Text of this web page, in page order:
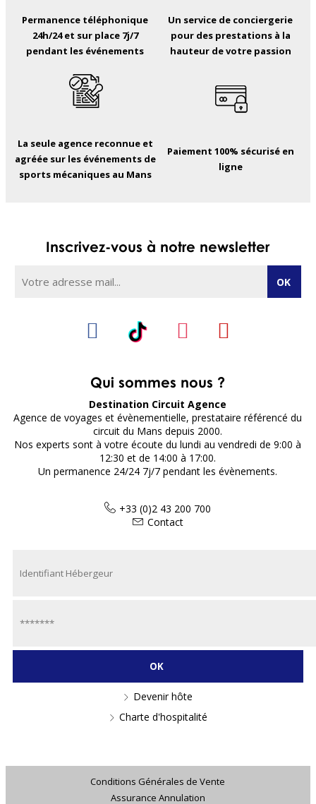
Permanence téléphonique
24h/24 et sur place 7j/7
pendant les événements
Un service de conciergerie
pour des prestations à la
hauteur de votre passion
La seule agence reconnue et
agréée sur les événements de
sports mécaniques au Mans
Paiement 100% sécurisé en
ligne
Qui sommes nous ?
Destination Circuit Agence
Agence de voyages et évènementielle, prestataire référencé du
circuit du Mans depuis 2000.
Nos experts sont à votre écoute du lundi au vendredi de 9:00 à
12:30 et de 14:00 à 17:00.
Un permanence 24/24 7j/7 pendant les évènements.
+33 (0)2 43 200 700
Contact
Inscrivez-vous à notre newsletter
Devenir hôte
Charte d'hospitalité
Conditions Générales de Vente
Assurance Annulation